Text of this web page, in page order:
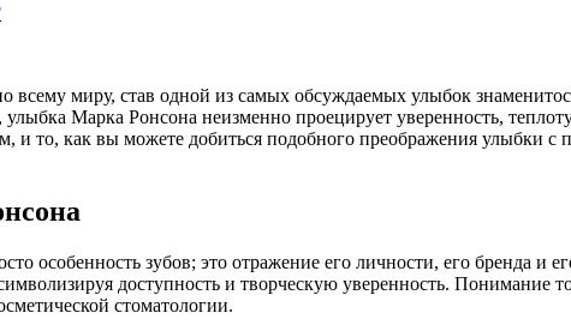
миру, став одной из самых обсуждаемых улыбок
Марка Ронсона неизменно проецирует уверенность,
и то, как вы можете добиться подобного преображения улыбки
особенность зубов; это отражение его личности, его бренда и
доступность и творческую уверенность. Понимание
стоматологии.